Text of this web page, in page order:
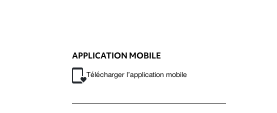
APPLICATION MOBILE
Télécharger l’application mobile